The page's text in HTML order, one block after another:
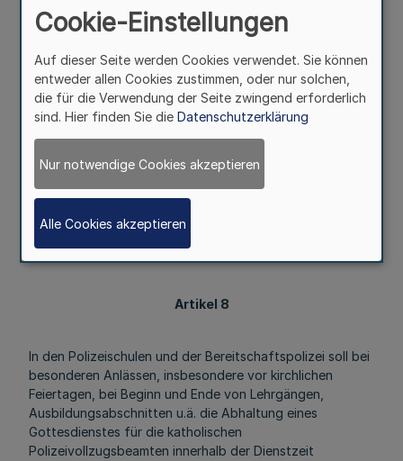
Artikel 7
Für die geschlossen untergebrachten
Polizeivollzugsbeamten ist in der Regel 14tägig,
mindestens jedoch monatlich eine Stunde innerhalb der
Dienstzeit für die Erörterung religiöser Lebensfragen mit
dem Polizeiseelsorger zur Verfügung zu stellen.
Außerdem ist den geschlossen untergebrachten
Polizeivollzugsbeamten während der Dienstzeit
Polizeiseelsorger sowie mindestens einmal im Monat zur
Teilnahme am Gottesdienst zu geben.
Artikel 8
In den Polizeischulen und der Bereitschaftspolizei soll bei
besonderen Anlässen, insbesondere vor kirchlichen
Feiertagen, bei Beginn und Ende von Lehrgängen,
Ausbildungsabschnitten u.ä. die Abhaltung eines
Gottesdienstes für die katholischen
Polizeivollzugsbeamten innerhalb der Dienstzeit
Cookie-Einstellungen
Auf dieser Seite werden Cookies verwendet. Sie können
entweder allen Cookies zustimmen, oder nur solchen,
die für die Verwendung der Seite zwingend erforderlich
sind. Hier finden Sie die Datenschutzerklärung
Nur notwendige Cookies akzeptieren
Alle Cookies akzeptieren